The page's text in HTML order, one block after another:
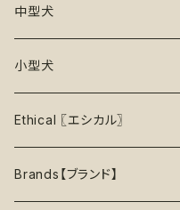
35%OFF
40%OFF
ボール
噛むおもちゃ
ロープトイ【紐】
フリスビー
パーカー
タンクトップ
セーター
アクセサリー
おやつ入れ可能
知育【エンリッチメント】
リックマット
おやつ型
Poop Pickup【うんち処理】
Brushes【ブラシ】
おもちゃ
お洋服
首輪
ハーネス
中型犬
おもちゃ
お洋服
首輪
小型犬
おもちゃ
お洋服
Ethical 〖エシカル〗
Sustainable〖サスティナブル〗
Brands【ブランド】